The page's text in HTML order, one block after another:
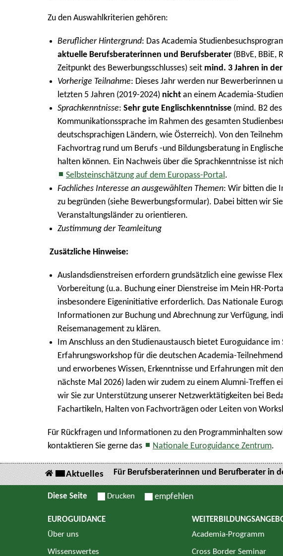
Zu den Auswahlkriterien gehören:
Beruflicher Hintergrund: Das Academia
aktuelle Berufsberaterinnen und Berufsberater (BBvE, BBiE,
Zeitpunkt des Bewerbungsschlusses) seit mind. 3 Jahren in
Vorherige Teilnahme: Dieses Jahr werden nur Bewerberinnen
letzten 5 Jahren (2019-2024) nicht an einem Academia-
Sprachkenntnisse: Sehr gute Englischkenntnisse (mind. B2
Kommunikationssprache im Rahmen des gesamten
deutschsprachigen Ländern, wie Österreich). Von den
Fachvortrag rund um Berufs -und Bildungsberatung in
halten können. Ein Nachweis über die Sprachkenntnisse ist
Selbsteinschätzung auf dem Europass-Portal.
Fachliches Interesse an ausgewählten Themen: Wir bitten die
zu begründen (siehe Bewerbungsformular). Dabei bitten wir
Veranstaltungsländer zu orientieren.
Zustimmung der Teamleitung
Zusätzliche Hinweise:
Auslandsdienstreisen erfordern grundsätzlich eine gewisse
Vorbereitung (u.a. Buchung einer Dienstreise im Mein HR-
insbesondere Eigeninitiative erforderlich. Das Nationale
Informationen zur Buchung und Abrechnung zur Verfügung,
Reisemanagement zu klären.
Im Anschluss an den Studienaustausch bietet Euroguidance
Erfahrungsworkshop für die deutschen Academia-
und erworbenes Wissen, Erkenntnisse und Erfahrungen mit
nächste Mal 2026) laden wir zudem zu einem Alumni-Treffen
wir Sie zur Unterstützung unserer Netzwerktätigkeiten bei
Fachartikeln, Halten von Fachvorträgen oder Leiten von
Für Rückfragen und Informationen zu den Programminhalten
kontaktieren Sie gerne das
Nationale Euroguidance Zentrum.
Aktuelles Für Berufsberaterinnen und Berufberater in
Diese Seite Drucken empfehlen
EUROGUIDANCE
Über uns
Wissenswertes
Academia-Programm
Cross Border Seminar